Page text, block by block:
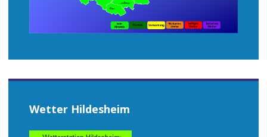
Wetter Hildesheim